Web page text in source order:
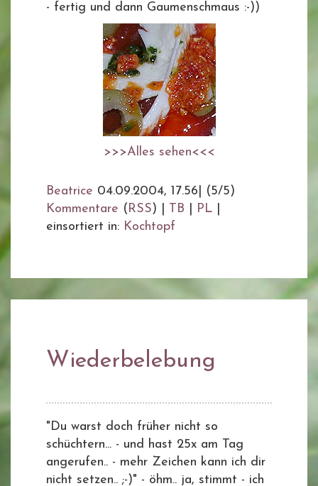
- fertig und dann Gaumenschmaus :-))
>>>Alles sehen<<<
Beatrice 04.09.2004, 17.56
(5/5)
Kommentare (RSS) | TB PL
einsortiert in: Kochtopf
Wiederbelebung
"Du warst doch früher nicht so
schüchtern... - und hast 25x am Tag
angerufen.. - mehr Zeichen kann ich dir
nicht setzen.. ;-)" - öhm.. ja, stimmt - ich